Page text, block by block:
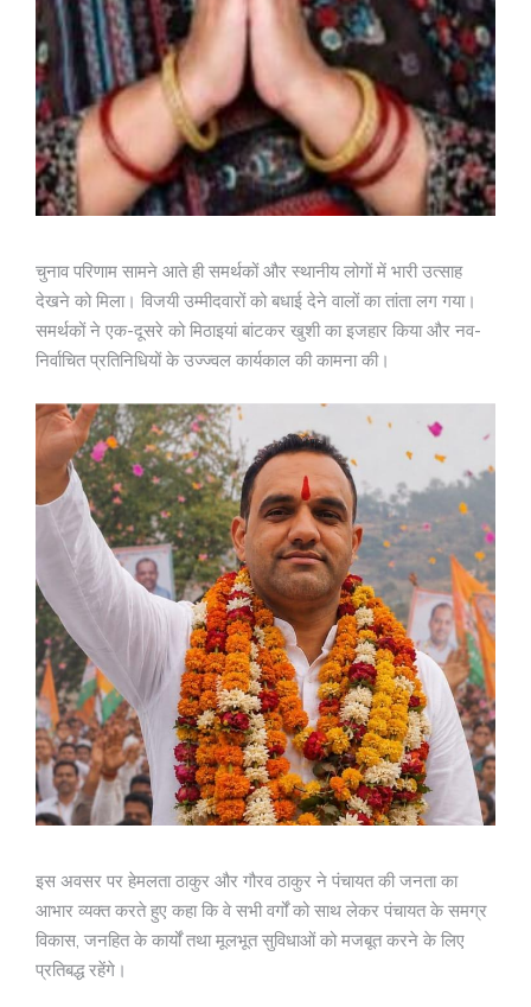
चुनाव परिणाम सामने आते ही समर्थकों और स्थानीय लोगों में भारी उत्साह
देखने को मिला। विजयी उम्मीदवारों को बधाई देने वालों का तांता लग गया।
समर्थकों ने एक-दूसरे को मिठाइयां बांटकर खुशी का इजहार किया और नव-
निर्वाचित प्रतिनिधियों के उज्ज्वल कार्यकाल की कामना की।
इस अवसर पर हेमलता ठाकुर और गौरव ठाकुर ने पंचायत की जनता का
आभार व्यक्त करते हुए कहा कि वे सभी वर्गों को साथ लेकर पंचायत के समग्र
विकास, जनहित के कार्यों तथा मूलभूत सुविधाओं को मजबूत करने के लिए
प्रतिबद्ध रहेंगे।